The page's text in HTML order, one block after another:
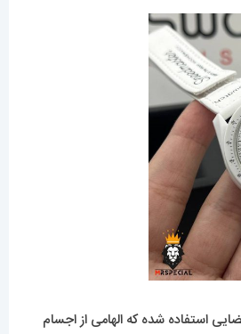
استفاده شده که الهامی از اجسام